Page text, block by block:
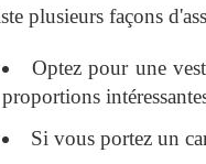
plusieurs façons
Optez pour une
proportions
Si vous portez un